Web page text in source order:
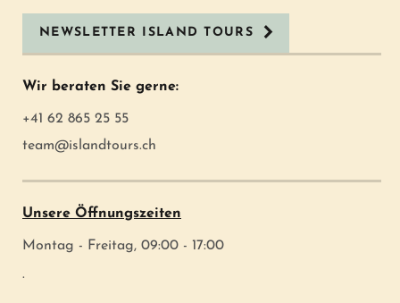
NEWSLETTER ISLAND TOURS
Wir beraten Sie gerne:
+41 62 865 25 55
team@islandtours.ch
Unsere Öffnungszeiten
Montag - Freitag, 09:00 - 17:00
.